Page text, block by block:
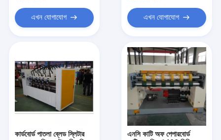
বাড়ি
এখন যোগাযোগ এখন যোগাযোগ
কার্ডবোর্ড পাতলা ব্লেড স্লিটার
এনসি কাটি অফ পেপারবোর্ড